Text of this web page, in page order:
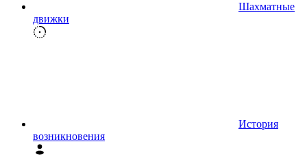
Шахматные
движки
История
возникновения